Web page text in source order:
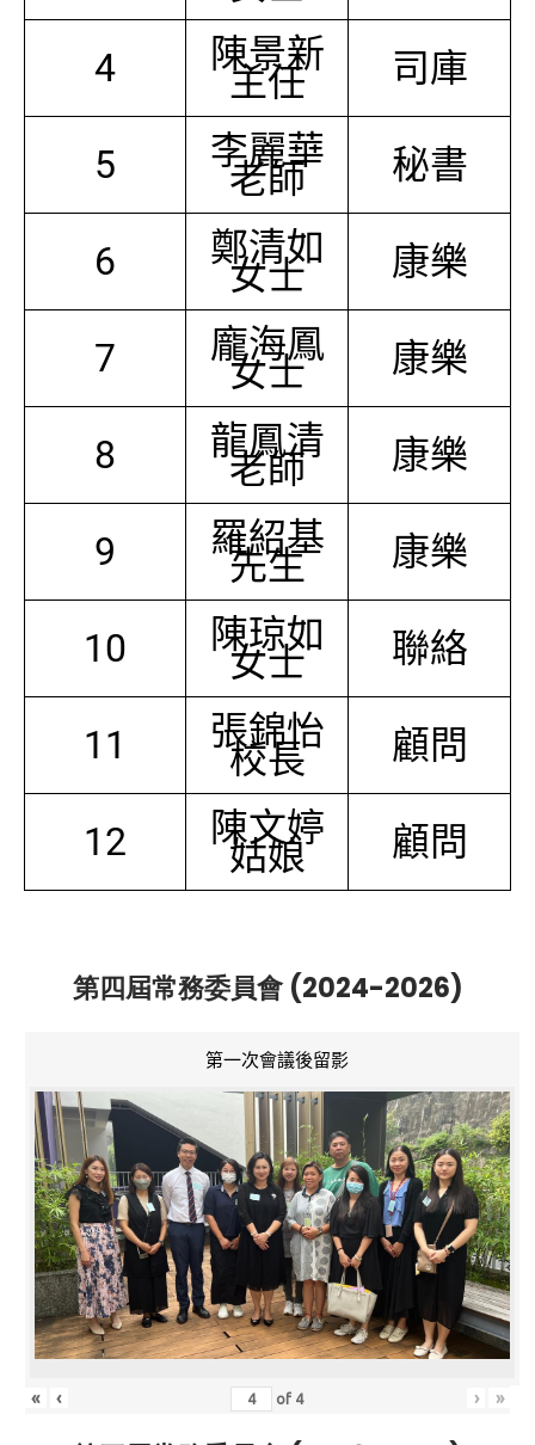
4 陳景新
主任 司庫
5 李麗華
老師 秘書
6 鄭清如
女士 康樂
7 龐海鳳
女士 康樂
8 龍鳳清
老師 康樂
9 羅紹基
先生 康樂
10 陳琼如
女士 聯絡
11 張錦怡
校長 顧問
12 陳文婷
姑娘 顧問
第四屆常務委員會 (2024-2026)
第一次會議後留影
« ‹ of 4 › »